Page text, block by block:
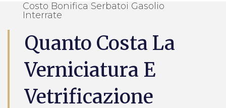
Costo Bonifica Serbatoi Gasolio
Interrate
Quanto Costa La
Verniciatura E
Vetrificazione